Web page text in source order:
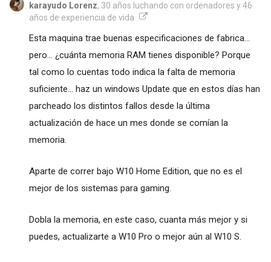
karayudo Lorenz, 30 años luchando con ordenadores y 46
años de experiencia de vida
Esta maquina trae buenas especificaciones de fabrica...
pero... ¿cuánta memoria RAM tienes disponible? Porque
tal como lo cuentas todo indica la falta de memoria
suficiente... haz un windows Update que en estos días han
parcheado los distintos fallos desde la última
actualización de hace un mes donde se comían la
memoria.
Aparte de correr bajo W10 Home Edition, que no es el
mejor de los sistemas para gaming.
Dobla la memoria, en este caso, cuanta más mejor y si
puedes, actualizarte a W10 Pro o mejor aún al W10 S.